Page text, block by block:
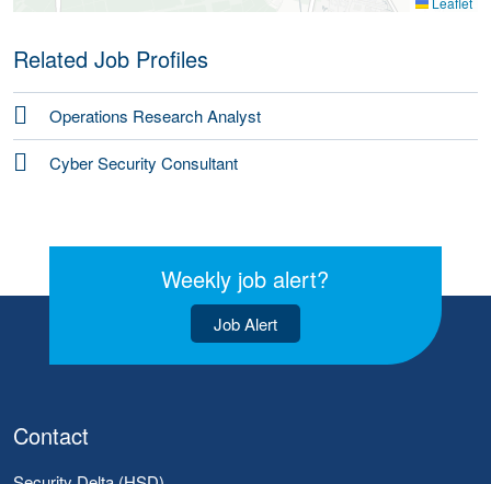
Related Job Profiles
Operations Research Analyst
Cyber Security Consultant
Weekly job alert?
Job Alert
Contact